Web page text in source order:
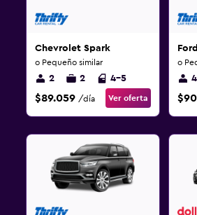
Chevrolet Spark
o Pequeño similar
2 2 4-5
$89.059 /día Ver oferta
o
4